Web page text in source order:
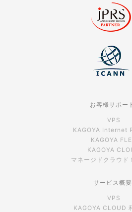
お客様サポー
VPS
KAGOYA Internet
KAGOYA
KAGOYA
マネージドクラウド
サービス概要
VPS
KAGOYA CLOUD